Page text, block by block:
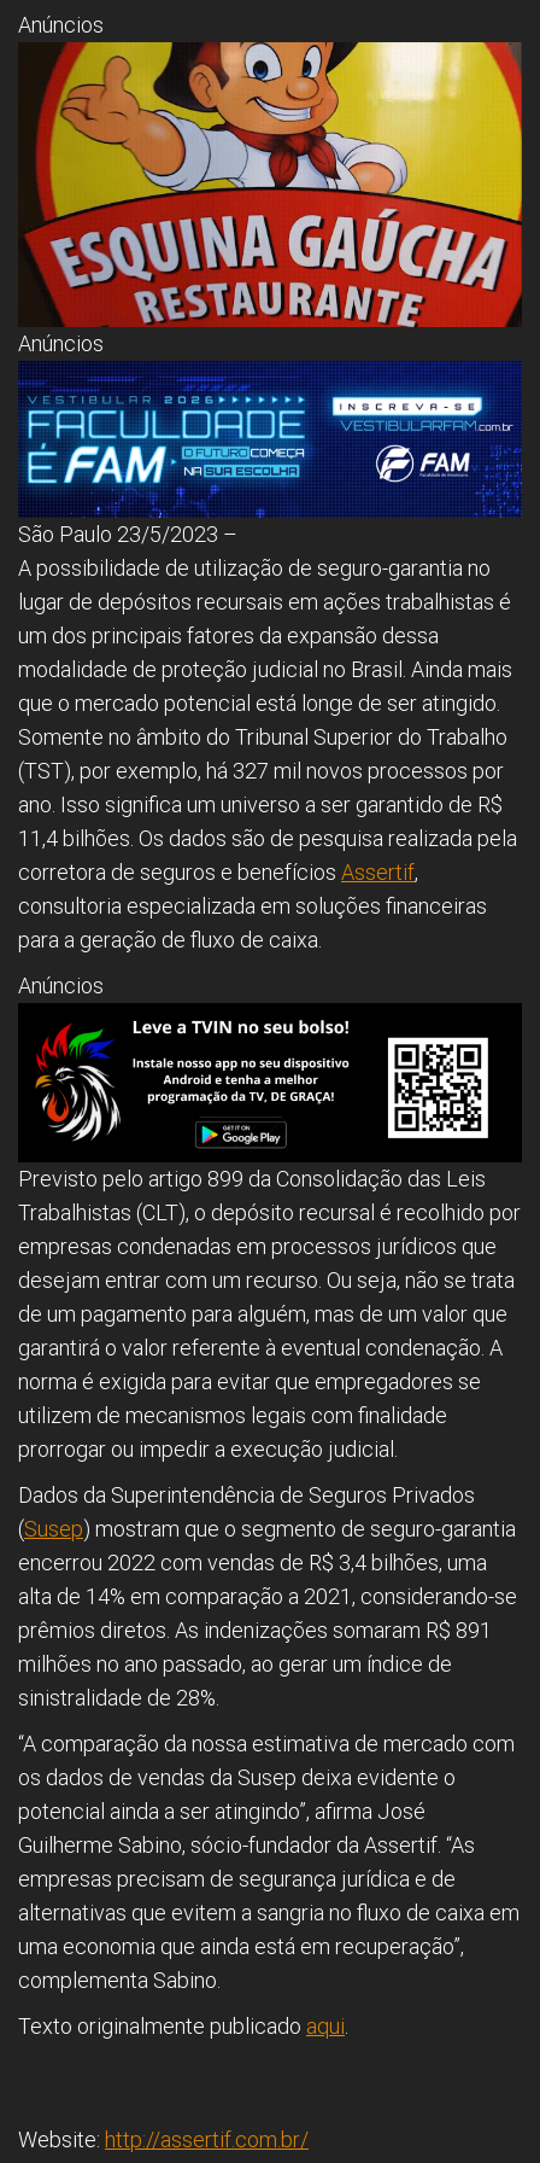
Assembleia
Legislativa,
Senado, São Paulo,
Rio de Janeiro,
Brasília, Nordeste,
Norte, Centro-
Oeste, Sul, Sudeste,
Gastronomia,
Vinhos, Bebidas,
Cervejas, Comida,
Receitas, Chef, RH,
Emprego,
Empreendedorismo,
Negócios,
Anúncios
Anúncios
São Paulo 23/5/2023 –
A possibilidade de utilização de seguro-garantia no
lugar de depósitos recursais em ações trabalhistas é
um dos principais fatores da expansão dessa
modalidade de proteção judicial no Brasil. Ainda mais
que o mercado potencial está longe de ser atingido.
Somente no âmbito do Tribunal Superior do Trabalho
(TST), por exemplo, há 327 mil novos processos por
ano. Isso significa um universo a ser garantido de R$
11,4 bilhões. Os dados são de pesquisa realizada pela
corretora de seguros e benefícios Assertif,
consultoria especializada em soluções financeiras
para a geração de fluxo de caixa.
Anúncios
Previsto pelo artigo 899 da Consolidação das Leis
Trabalhistas (CLT), o depósito recursal é recolhido por
empresas condenadas em processos jurídicos que
desejam entrar com um recurso. Ou seja, não se trata
de um pagamento para alguém, mas de um valor que
garantirá o valor referente à eventual condenação. A
norma é exigida para evitar que empregadores se
utilizem de mecanismos legais com finalidade
prorrogar ou impedir a execução judicial.
Dados da Superintendência de Seguros Privados
(Susep) mostram que o segmento de seguro-garantia
encerrou 2022 com vendas de R$ 3,4 bilhões, uma
alta de 14% em comparação a 2021, considerando-se
prêmios diretos. As indenizações somaram R$ 891
milhões no ano passado, ao gerar um índice de
sinistralidade de 28%.
“A comparação da nossa estimativa de mercado com
os dados de vendas da Susep deixa evidente o
potencial ainda a ser atingindo”, afirma José
Guilherme Sabino, sócio-fundador da Assertif. “As
empresas precisam de segurança jurídica e de
alternativas que evitem a sangria no fluxo de caixa em
uma economia que ainda está em recuperação”,
complementa Sabino.
Texto originalmente publicado aqui
Website: http://assertif.com.br/